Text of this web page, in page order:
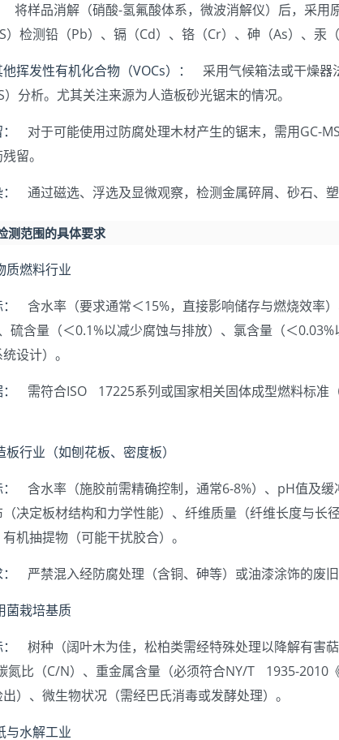
将样品消解（硝酸-氢氟酸体系，微波消解仪）后，采用
）检测铅（Pb）、镉（Cd）、铬（Cr）、砷（As）、
挥发性有机化合物（VOCs）：
采用气候箱法或干燥器
）分析。尤其关注来源为人造板砂光锯末的情况。
对于可能使用过防腐处理木材产生的锯末，需用GC-
留。
通过磁选、浮选及显微观察，检测金属碎屑、砂石、塑
测范围的具体要求
燃料行业
含水率（要求通常＜15%，直接影响储存与燃烧效率
硫含量（＜0.1%以减少腐蚀与排放）、氯含量（＜
设计）。
需符合ISO 17225系列或国家相关固体成型燃料标
行业（如刨花板、密度板）
含水率（施胶前需精确控制，通常6-8%）、pH值及缓
决定板材结构和力学性能）、纤维质量（纤维长度与长
机抽提物（可能干扰胶合）。
严禁混入经防腐处理（含铜、砷等）或油漆涂饰的废旧
栽培基质
树种（阔叶木为佳，松柏类需经特殊处理以降解有害
氮比（C/N）、重金属含量（必须符合NY/T 1935-2010
出）、微生物状况（需经巴氏消毒或发酵处理）。
水解工业